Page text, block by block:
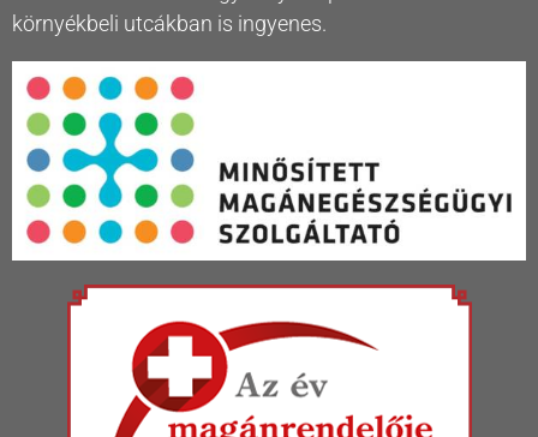
környékbeli utcákban is ingyenes.